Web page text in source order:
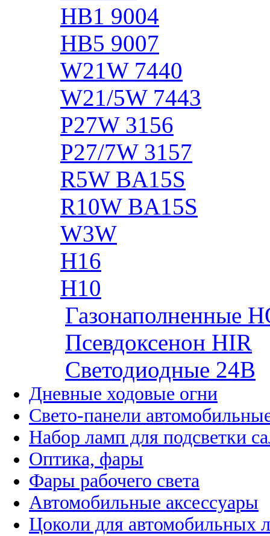
HB1 9004
HB5 9007
W21W 7440
W21/5W 7443
P27W 3156
P27/7W 3157
R5W BA15S
R10W BA15S
W3W
H16
H10
Газонаполненные
Псевдоксенон HIR
Cветодиодные 24B
Дневные ходовые огни
Свето-панели
Набор ламп для подсветки
Оптика, фары
Фары рабочего света
Автомобильные аксессуары
Цоколи для автомобильных